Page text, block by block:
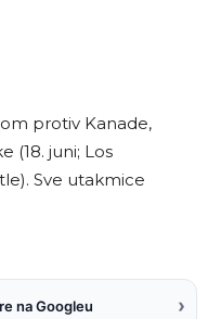
protiv Kanade,
(18. juni; Los
Sve utakmice
na Googleu ›